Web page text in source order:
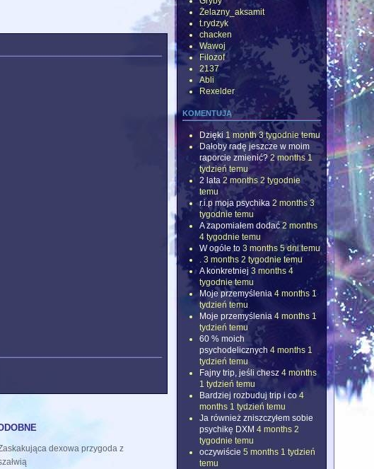
dexowa przygoda z
Żelazny_aksamit
t.rydzyk
chacken
Wawoj
Filozof
2137
Abli
Rexelder
komentują
Dzięki 1 month 3 tygodnie temu
Dałoby radę jeszcze w moim
raporcie zmienić? 2 months 1
tydzień temu
2 lata 2 months 2 tygodnie
temu
r.i.p moja psychika 2 months 3
tygodnie temu
A zapomiałem dodać 2 months
4 tygodnie temu
W ogóle to 3 months 5 dni temu
3 months 2 tygodnie temu
A konkretniej 3 months 4
tygodnie temu
Moje przemyślenia 4 months 1
tydzień temu
Moje przemyślenia 4 months 1
tydzień temu
60 % moich
psychodelicznych 4 months 1
tydzień temu
Fajny trip, jeśli chesz 4 months
1 tydzień temu
Bardziej rozbuduj trip i co 4
months 1 tydzień temu
Ja również zniszczyłem sobie
psychikę DXM 4 months 2
tygodnie temu
oczywiście 5 months 1 tydzień
temu